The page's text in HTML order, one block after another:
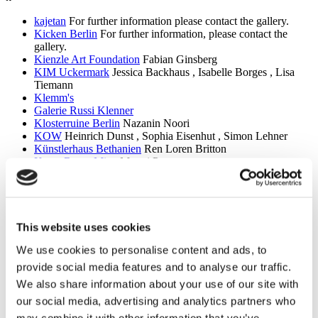
This website uses cookies
We use cookies to personalise content and ads, to
provide social media features and to analyse our traffic.
We also share information about your use of our site with
our social media, advertising and analytics partners who
kajetan For further information please contact the gallery.
Kicken Berlin For further information, please contact the
gallery.
Kienzle Art Foundation Fabian Ginsberg
KIM Uckermark Jessica Backhaus , Isabelle Borges , Lisa
Tiemann
Klemm's
Galerie Russi Klenner
Klosterruine Berlin Nazanin Noori
KOW Heinrich Dunst , Sophia Eisenhut , Simon Lehner
Künstlerhaus Bethanien Ren Loren Britton
Kunst Raum Mitte
Mooni Perry
KW Institute for Contemporary Art
Kyiv Biennial – A Bird
That cannot land
Grau , Ana Hupe , Selma Lindgren , Alexander Norton
Steenbock
Kunstraum Kreuzberg/Bethanien Noor Abuarafeh , Heba Y.
Amin , Maria Thereza Alves , Aram Bartholl , Taysir Batniji ,
Giselle Beiguelman , Zach Blas , Karolina Grywnowicz , Ana
Hupe , Eduardo Kac , Aline Motta , Rabih Mroué , Vanessa
Amoah Opoku , Federico Protto